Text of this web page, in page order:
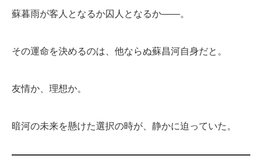
蘇暮雨が客人となるか囚人となるか――。
その運命を決めるのは、他ならぬ蘇昌河自身だと。
友情か、理想か。
暗河の未来を懸けた選択の時が、静かに迫っていた。